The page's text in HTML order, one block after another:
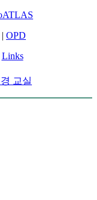
| OPD
Links
교실